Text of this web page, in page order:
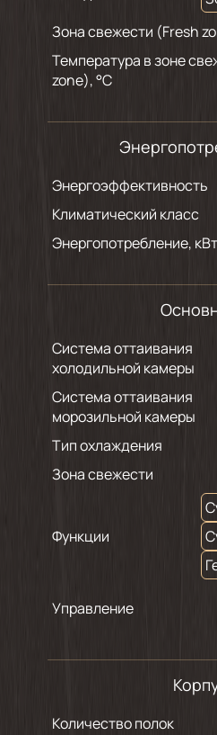
Зона свежести (Fresh
Температура в зоне
zone), °С
Энергоэффективность
Климатический класс
Энергопотребление,
Система оттаивания
холодильной камеры
Система оттаивания
морозильной камеры
Тип охлаждения
Зона свежести
Функции
Управление
Количество полок